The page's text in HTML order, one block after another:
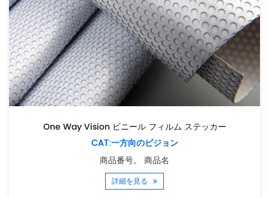
One Way Vision ビニール フィルム ステッカー
CAT:一方向のビジョン
商品番号。 商品名
詳細を見る